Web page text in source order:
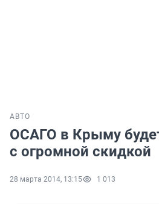
АВТО
ОСАГО в Крыму
с огромной скидкой
28 марта 2014, 13:15 1 013